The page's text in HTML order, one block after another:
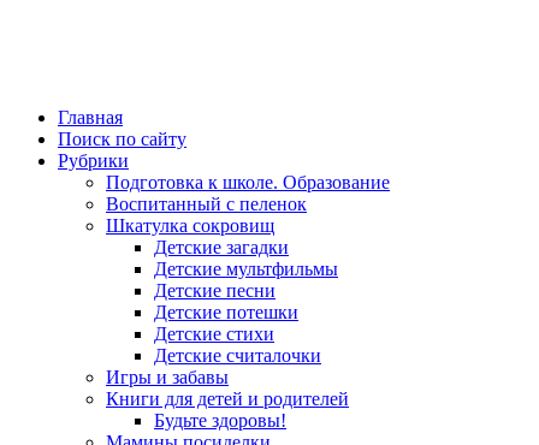
Главная
Поиск по сайту
Рубрики
Подготовка к школе. Образование
Воспитанный с пеленок
Шкатулка сокровищ
Детские загадки
Детские мультфильмы
Детские песни
Детские потешки
Детские стихи
Детские считалочки
Игры и забавы
Книги для детей и родителей
Будьте здоровы!